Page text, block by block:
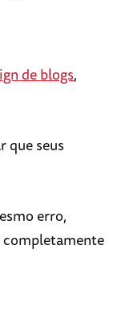
de blogs,
que seus
erro,
completamente